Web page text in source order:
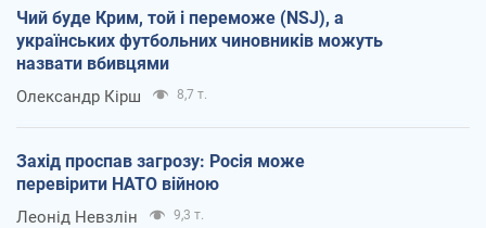
Чий буде Крим, той і переможе (NSJ), а
українських футбольних чиновників можуть
назвати вбивцями
Олександр Кірш 8,7 т.
Захід проспав загрозу: Росія може
перевірити НАТО війною
Леонід Невзлін 9,3 т.